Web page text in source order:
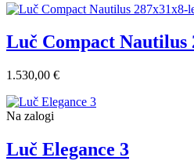
Luč Compact Nautilus
1.530,00 €
Na zalogi
Luč Elegance 3